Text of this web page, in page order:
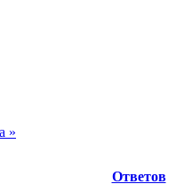
»
Ответов